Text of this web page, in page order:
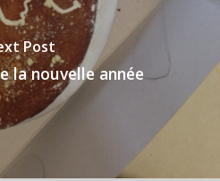
Post
la nouvelle année